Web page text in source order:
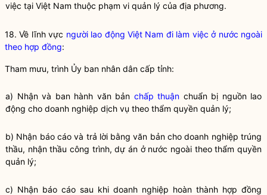
việc tại Việt Nam thuộc phạm vi quản lý của địa phương.
18. Về lĩnh vực người lao động Việt Nam đi làm việc ở nước ngoài
theo hợp đồng:
Tham mưu, trình Ủy ban nhân dân cấp tỉnh:
a) Nhận và ban hành văn bản chấp thuận chuẩn bị nguồn lao
động cho doanh nghiệp dịch vụ theo thẩm quyền quản lý;
b) Nhận báo cáo và trả lời bằng văn bản cho doanh nghiệp trúng
thầu, nhận thầu công trình, dự án ở nước ngoài theo thẩm quyền
quản lý;
c) Nhận báo cáo sau khi doanh nghiệp hoàn thành hợp đồng